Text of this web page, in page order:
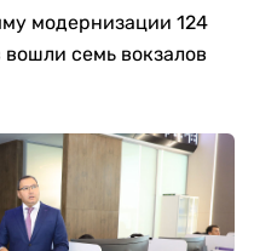
модернизации 124
семь вокзалов